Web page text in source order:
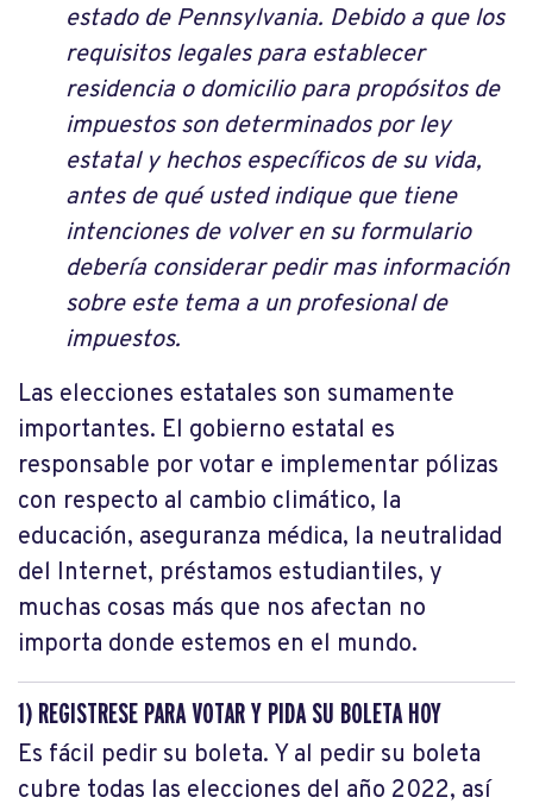
estado de Pennsylvania. Debido a que los
requisitos legales para establecer
residencia o domicilio para propósitos de
impuestos son determinados por ley
estatal y hechos específicos de su vida,
antes de qué usted indique que tiene
intenciones de volver en su formulario
debería considerar pedir mas información
sobre este tema a un profesional de
impuestos.
Las elecciones estatales son sumamente
importantes. El gobierno estatal es
responsable por votar e implementar pólizas
con respecto al cambio climático, la
educación, aseguranza médica, la neutralidad
del Internet, préstamos estudiantiles, y
muchas cosas más que nos afectan no
importa donde estemos en el mundo.
1) REGISTRESE PARA VOTAR Y PIDA SU BOLETA HOY
Es fácil pedir su boleta. Y al pedir su boleta
cubre todas las elecciones del año 2022, así